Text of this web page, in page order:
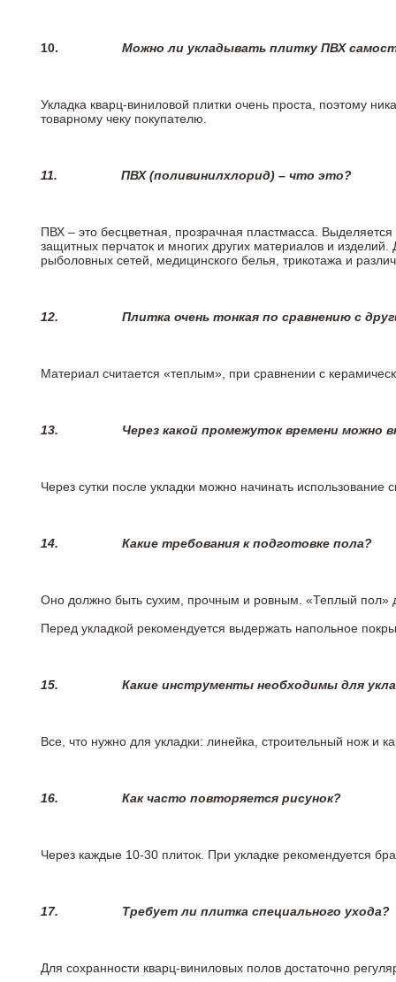
10. Можно ли укладывать плитку ПВХ
Укладка кварц-виниловой плитки очень проста, поэтому
товарному чеку покупателю.
11. ПВХ (поливинилхлорид) – что это?
ПВХ – это бесцветная, прозрачная пластмасса.
защитных перчаток и многих других материалов и
рыболовных сетей, медицинского белья, трикотажа и
12. Плитка очень тонкая по сравнению с
Материал считается «теплым», при сравнении с
13. Через какой промежуток времени можно
Через сутки после укладки можно начинать
14. Какие требования к подготовке пола?
Оно должно быть сухим, прочным и ровным. «Теплый пол»
Перед укладкой рекомендуется выдержать напольное
15. Какие инструменты необходимы для
Все, что нужно для укладки: линейка, строительный нож и
16. Как часто повторяется рисунок?
Через каждые 10-30 плиток. При укладке рекомендуется
17. Требует ли плитка специального ухода?
Для сохранности кварц-виниловых полов достаточно